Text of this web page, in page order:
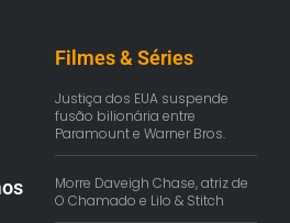
Filmes & Séries
Justiça dos EUA suspende
fusão bilionária entre
Paramount e Warner Bros.
Morre Daveigh Chase, atriz de
O Chamado e Lilo & Stitch